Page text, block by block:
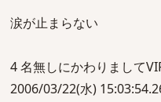
涙が止まらない
4 名無しにかわりまして
2006/03/22(水)